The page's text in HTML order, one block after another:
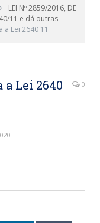
LEI Nº 2859/2016, DE
11 e dá outras
a Lei 2640 11
a Lei 2640
0